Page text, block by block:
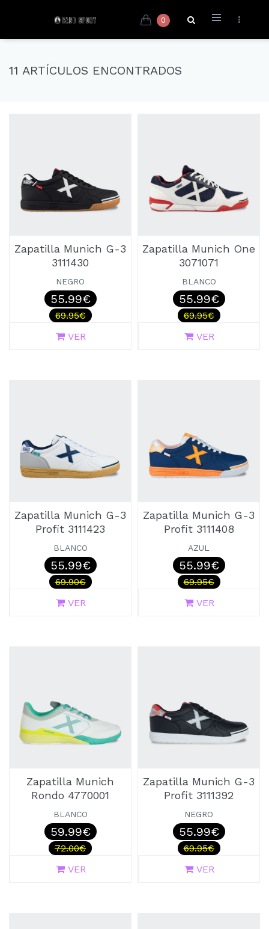
0
11 ARTÍCULOS ENCONTRADOS
Zapatilla Munich G-3
3111430
NEGRO
55.99€
69.95€
VER
Zapatilla Munich One
3071071
BLANCO
55.99€
69.95€
VER
Zapatilla Munich G-3
Profit 3111423
BLANCO
55.99€
69.90€
VER
Zapatilla Munich G-3
Profit 3111408
AZUL
55.99€
69.95€
VER
Zapatilla Munich
Rondo 4770001
BLANCO
59.99€
72.00€
VER
Zapatilla Munich G-3
Profit 3111392
NEGRO
55.99€
69.95€
VER